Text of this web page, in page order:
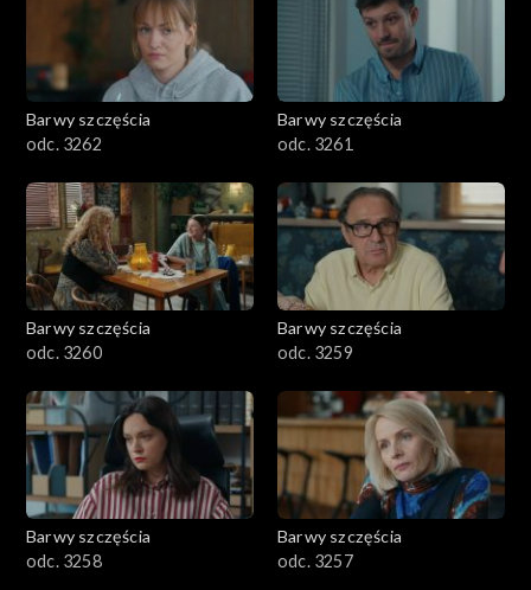
Barwy szczęścia
odc. 3262
Barwy szczęścia
odc. 3261
Barwy szczęścia
odc. 3260
Barwy szczęścia
odc. 3259
Barwy szczęścia
odc. 3258
Barwy szczęścia
odc. 3257